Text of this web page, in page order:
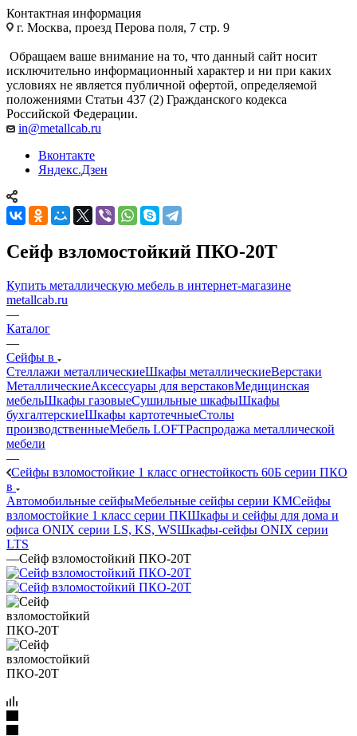
Контактная информация
г. Москва, проезд Перова поля, 7 стр. 9
Обращаем ваше внимание на то, что данный сайт носит
исключительно информационный характер и ни при каких
условиях не является публичной офертой, определяемой
положениями Статьи 437 (2) Гражданского кодекса
Российской Федерации.
in@metallcab.ru
Вконтакте
Яндекс.Дзен
Сейф взломостойкий ПКО-20Т
Купить металлическую мебель в интернет-магазине
metallcab.ru
—
Каталог
—
Сейфы в
Стеллажи металлическиеШкафы металлическиеВерстаки
МеталлическиеАксессуары для верстаковМедицинская
мебельШкафы газовыеСушильные шкафыШкафы
бухгалтерскиеШкафы картотечныеСтолы
производственныеМебель LOFTРаспродажа металлической
мебели
—
Сейфы взломостойкие 1 класс огнестойкость 60Б серии ПКО
в
Автомобильные сейфыМебельные сейфы серии КМСейфы
взломостойкие 1 класс серии ПКШкафы и сейфы для дома и
офиса ONIX серии LS, KS, WSШкафы-сейфы ONIX серии
LTS
—Сейф взломостойкий ПКО-20Т